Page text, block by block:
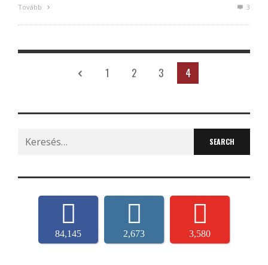
Tovább 3
1 2 3 4
Search
for:
84,145 2,673 3,580